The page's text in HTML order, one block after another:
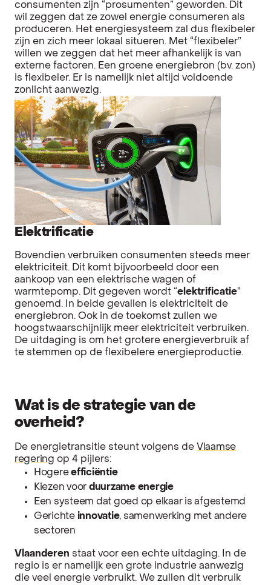
consumenten zijn “prosumenten” geworden. Dit
wil zeggen dat ze zowel energie consumeren als
produceren. Het energiesysteem zal dus flexibeler
zijn en zich meer lokaal situeren. Met “flexibeler”
willen we zeggen dat het meer afhankelijk is van
externe factoren. Een groene energiebron (bv. zon)
is flexibeler. Er is namelijk niet altijd voldoende
zonlicht aanwezig.
Elektrificatie
Bovendien verbruiken consumenten steeds meer
elektriciteit. Dit komt bijvoorbeeld door een
aankoop van een elektrische wagen of
warmtepomp. Dit gegeven wordt “elektrificatie”
genoemd. In beide gevallen is elektriciteit de
energiebron. Ook in de toekomst zullen we
hoogstwaarschijnlijk meer elektriciteit verbruiken.
De uitdaging is om het grotere energieverbruik af
te stemmen op de flexibelere energieproductie.
Wat is de strategie van de
overheid?
De energietransitie steunt volgens de Vlaamse
regering op 4 pijlers:
Hogereefficiëntie
Kiezen voor duurzame energie
Een systeem dat goed op elkaar is afgestemd
Gerichte innovatie, samenwerking met andere
sectoren
Vlaanderen staat voor een echte uitdaging. In de
regio is er namelijk een grote industrie aanwezig
die veel energie verbruikt. We zullen dit verbruik